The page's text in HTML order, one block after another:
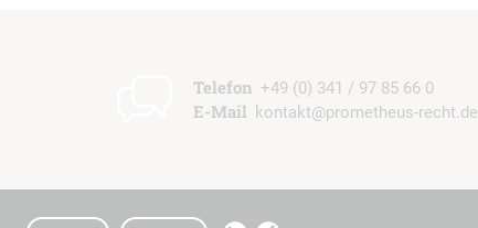
b
Telefon +49 (0) 341 / 97 85 66 0
E-Mail kontakt@prometheus-recht.de
t